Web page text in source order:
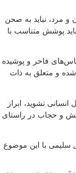
مرد، نباید به صحن
پوشش متناسب با
فاخر و پوشیده
و متعلق به ذات
نشوید، ابراز
و حجاب در راستای
سلیمی با این موضوع